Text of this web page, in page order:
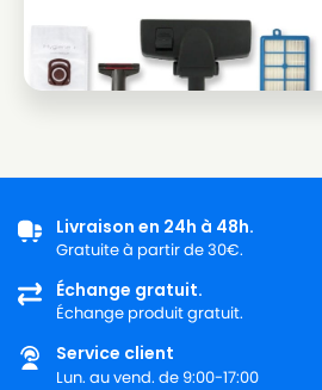
PHILIPS
PHILIPS WILD LIME
Livraison en 24h à 48h.
Gratuite à partir de 30€.
Échange gratuit.
Échange produit gratuit.
Service client
Lun. au vend. de 9:00-17:00